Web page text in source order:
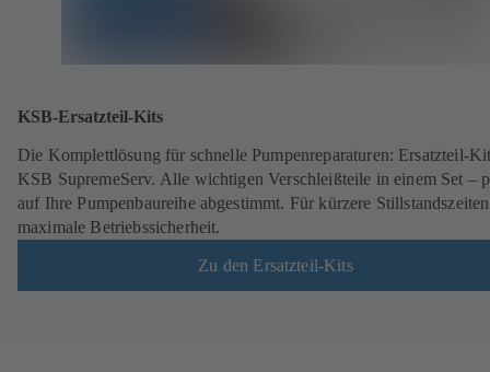
KSB-Ersatzteil-Kits
Die Komplettlösung für schnelle Pumpenreparaturen: Ersatzteil-
KSB SupremeServ. Alle wichtigen Verschleißteile in einem Set –
auf Ihre Pumpenbaureihe abgestimmt. Für kürzere
maximale Betriebssicherheit.
Zu den Ersatzteil-Kits